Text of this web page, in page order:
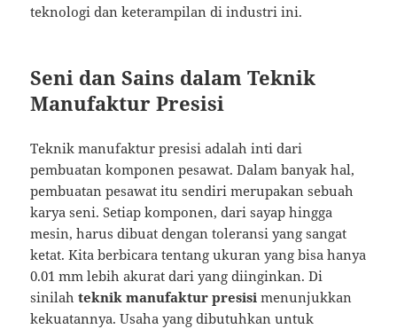
teknologi dan keterampilan di industri ini.
Seni dan Sains dalam Teknik
Manufaktur Presisi
Teknik manufaktur presisi adalah inti dari
pembuatan komponen pesawat. Dalam banyak hal,
pembuatan pesawat itu sendiri merupakan sebuah
karya seni. Setiap komponen, dari sayap hingga
mesin, harus dibuat dengan toleransi yang sangat
ketat. Kita berbicara tentang ukuran yang bisa hanya
0.01 mm lebih akurat dari yang diinginkan. Di
sinilahteknik manufaktur presisi menunjukkan
kekuatannya. Usaha yang dibutuhkan untuk